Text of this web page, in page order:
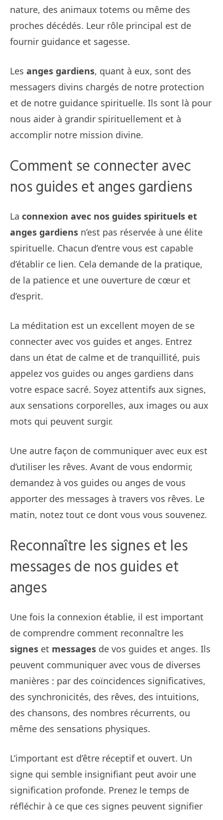
nature, des animaux totems ou même des
proches décédés. Leur rôle principal est de
fournir guidance et sagesse.
Les anges gardiens, quant à eux, sont des
messagers divins chargés de notre protection
et de notre guidance spirituelle. Ils sont là pour
nous aider à grandir spirituellement et à
accomplir notre mission divine.
Comment se connecter avec
nos guides et anges gardiens
La connexion avec nos guides spirituels et
anges gardiens n’est pas réservée à une élite
spirituelle. Chacun d’entre vous est capable
d’établir ce lien. Cela demande de la pratique,
de la patience et une ouverture de cœur et
d’esprit.
La méditation est un excellent moyen de se
connecter avec vos guides et anges. Entrez
dans un état de calme et de tranquillité, puis
appelez vos guides ou anges gardiens dans
votre espace sacré. Soyez attentifs aux signes,
aux sensations corporelles, aux images ou aux
mots qui peuvent surgir.
Une autre façon de communiquer avec eux est
d’utiliser les rêves. Avant de vous endormir,
demandez à vos guides ou anges de vous
apporter des messages à travers vos rêves. Le
matin, notez tout ce dont vous vous souvenez.
Reconnaître les signes et les
messages de nos guides et
anges
Une fois la connexion établie, il est important
de comprendre comment reconnaître les
signes et messages de vos guides et anges. Ils
peuvent communiquer avec vous de diverses
manières : par des coïncidences significatives,
des synchronicités, des rêves, des intuitions,
des chansons, des nombres récurrents, ou
même des sensations physiques.
L’important est d’être réceptif et ouvert. Un
signe qui semble insignifiant peut avoir une
signification profonde. Prenez le temps de
réfléchir à ce que ces signes peuvent signifier